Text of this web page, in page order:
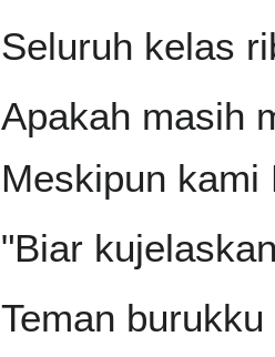
Seluruh kelas
Apakah masih
Meskipun kami
"Biar
Teman